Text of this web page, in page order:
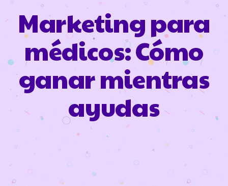
Marketing para
médicos: Cómo
ganar mientras
ayudas